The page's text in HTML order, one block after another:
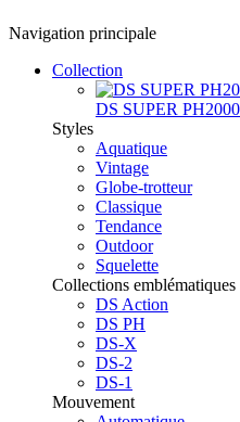
Navigation principale
Collection
DS SUPER
Styles
Aquatique
Vintage
Globe-trotteur
Classique
Tendance
Outdoor
Squelette
Collections emblématiques
DS Action
DS PH
DS-X
DS-2
DS-1
Mouvement